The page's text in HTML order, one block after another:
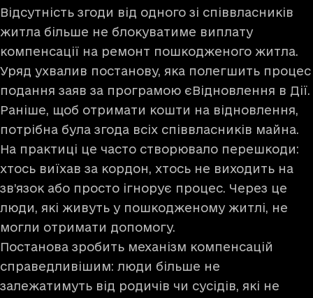
Відсутність згоди від одного зі співвласників
житла більше не блокуватиме виплату
компенсації на ремонт пошкодженого житла.
Уряд ухвалив постанову, яка полегшить процес
подання заяв за програмою єВідновлення в Дії.
Раніше, щоб отримати кошти на відновлення,
потрібна була згода всіх співвласників майна.
На практиці це часто створювало перешкоди:
хтось виїхав за кордон, хтось не виходить на
зв’язок або просто ігнорує процес. Через це
люди, які живуть у пошкодженому житлі, не
могли отримати допомогу.
Постанова зробить механізм компенсацій
справедливішим: люди більше не
залежатимуть від родичів чи сусідів, які не